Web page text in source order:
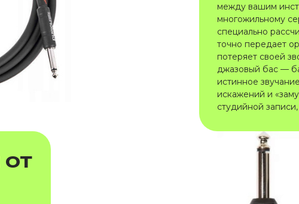
между вашим
многожильному
специально
точно передает
потеряет своей
джазовый бас —
истинное
искажений и
студийной